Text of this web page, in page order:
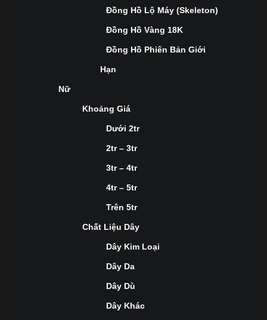
Đồng Hồ Lộ Máy (Skeleton)
Đồng Hồ Vàng 18K
Đồng Hồ Phiên Bản Giới
Hạn
Nữ
Khoảng Giá
Dưới 2tr
2tr – 3tr
3tr – 4tr
4tr – 5tr
Trên 5tr
Chất Liệu Dây
Dây Kim Loại
Dây Da
Dây Dù
Dây Khác